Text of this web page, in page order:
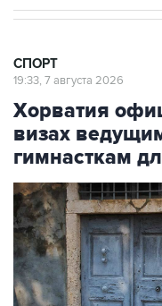
СПОРТ
19:33, 7 августа 2026
Хорватия
визах
гимнасткам